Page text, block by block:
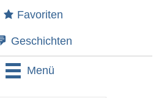
Favoriten
Geschichten
Menü